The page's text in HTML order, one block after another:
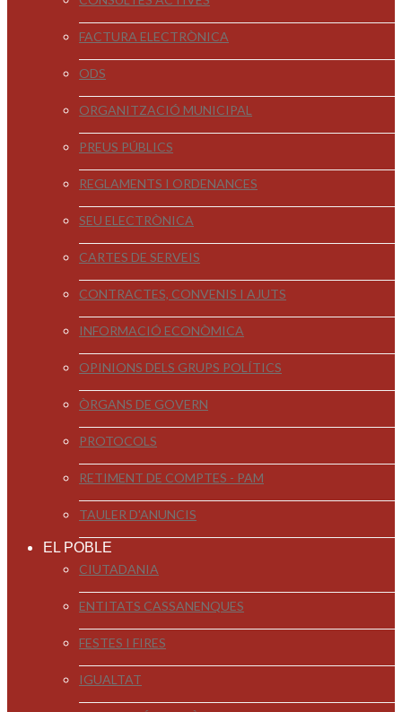
FACTURA ELECTRÒNICA
ODS
ORGANITZACIÓ MUNICIPAL
PREUS PÚBLICS
REGLAMENTS I ORDENANCES
SEU ELECTRÒNICA
CARTES DE SERVEIS
CONTRACTES, CONVENIS I AJUTS
INFORMACIÓ ECONÒMICA
OPINIONS DELS GRUPS POLÍTICS
ÒRGANS DE GOVERN
PROTOCOLS
RETIMENT DE COMPTES - PAM
TAULER D'ANUNCIS
EL POBLE
CIUTADANIA
ENTITATS CASSANENQUES
FESTES I FIRES
IGUALTAT